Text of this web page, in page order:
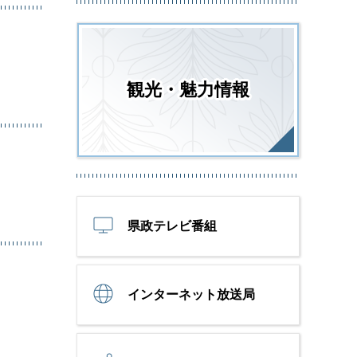
観光・魅力情報
県政テレビ番組
インターネット放送局